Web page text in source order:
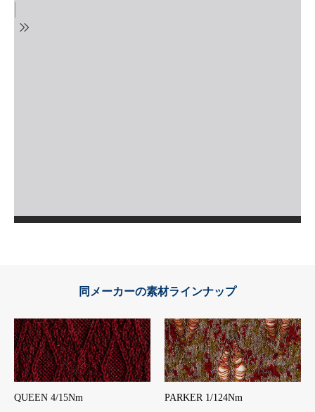
同メーカーの素材ラインナップ
QUEEN 4/15Nm PARKER 1/124Nm